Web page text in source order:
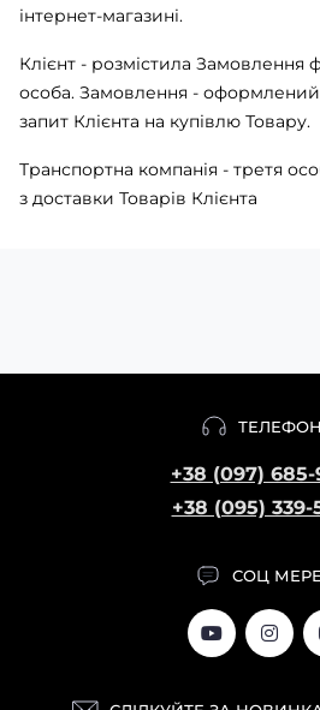
інтернет-магазині.
Клієнт - розмістила Замовлення
особа. Замовлення -
запит Клієнта на купівлю Товару.
Транспортна компанія - третя
з доставки Товарів Клієнта
+38 (097) 685-
+38 (095) 339-
СОЦ